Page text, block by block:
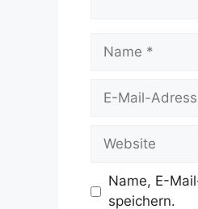
Name
Website
Name, E-
speichern.